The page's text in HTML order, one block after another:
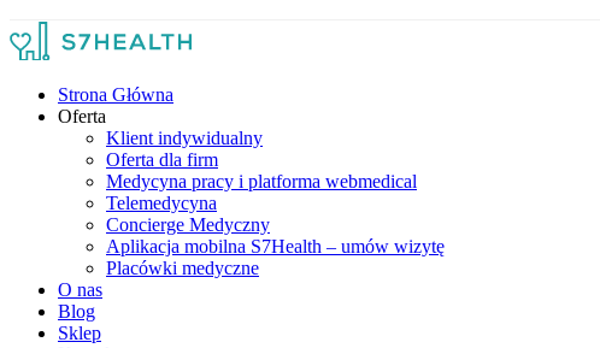
Strona Główna
Oferta
Klient indywidualny
Oferta dla firm
Medycyna pracy i platforma webmedical
Telemedycyna
Concierge Medyczny
Aplikacja mobilna S7Health – umów wizytę
Placówki medyczne
O nas
Blog
Sklep